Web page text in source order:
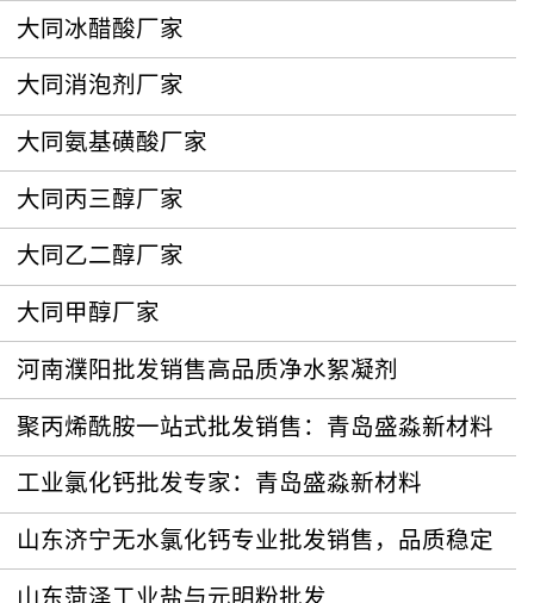
大同冰醋酸厂家
大同消泡剂厂家
大同氨基磺酸厂家
大同丙三醇厂家
大同乙二醇厂家
大同甲醇厂家
河南濮阳批发销售高品质净水絮凝剂
聚丙烯酰胺一站式批发销售：青岛盛淼新材料
工业氯化钙批发专家：青岛盛淼新材料
山东济宁无水氯化钙专业批发销售，品质稳定
山东菏泽工业盐与元明粉批发